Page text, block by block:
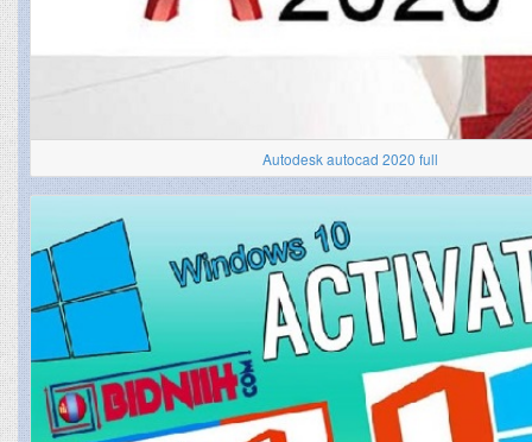
Autodesk autocad 2020 full